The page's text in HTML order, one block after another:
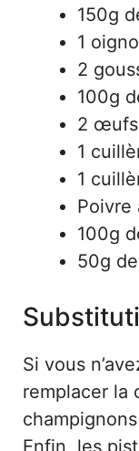
150g
1
2
100g
2 œufs
1
1
Poivre
100g
50g
Si vous
remplacer la
Enfin, les